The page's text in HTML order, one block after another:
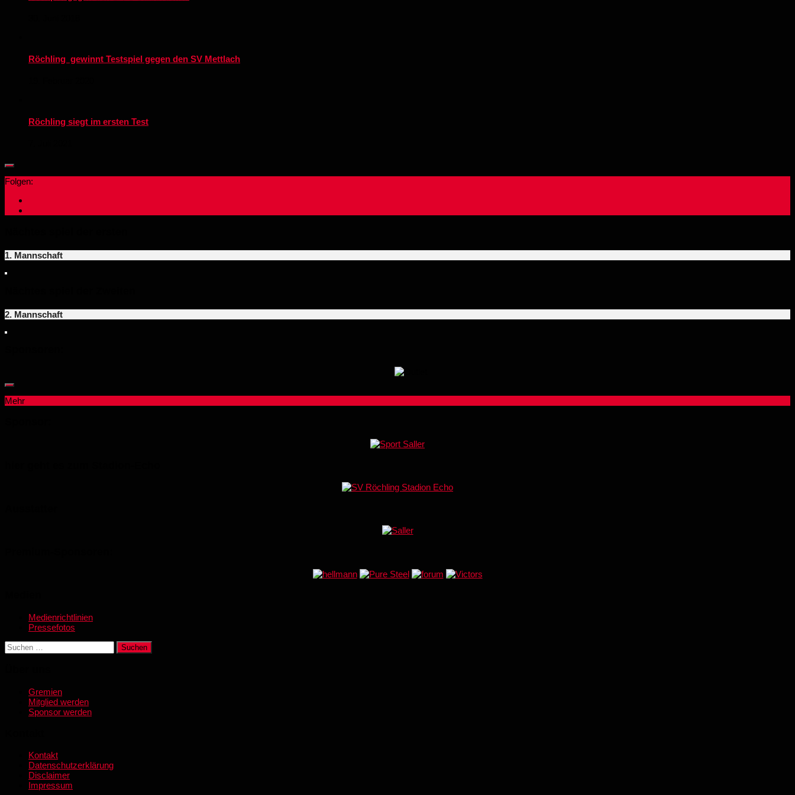
Röchling gewinnt Testspiel gegen den SV Mettlach
Röchling siegt im ersten Test
Folgen:
1. Mannschaft
2. Mannschaft
Mehr
Medienrichtlinien
Pressefotos
Suchen
nach:
Gremien
Mitglied werden
Sponsor werden
Kontakt
Datenschutzerklärung
Disclaimer
Impressum